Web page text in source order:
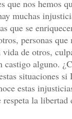
que nos hemos
muchas
que se
personas que
de otros,
castigo alguno.
situaciones si
estas
la libertad